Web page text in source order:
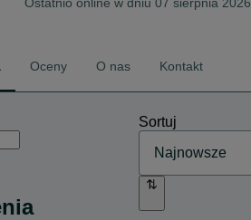
Oceny O nas Kontakt
Sortuj